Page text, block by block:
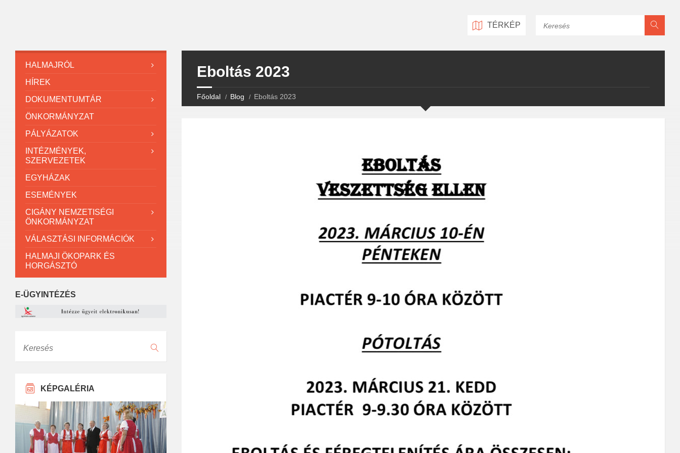
TÉRKÉP
Eboltás 2023
Főoldal Blog Eboltás 2023
HALMAJRÓL
HÍREK
DOKUMENTUMTÁR
ÖNKORMÁNYZAT
PÁLYÁZATOK
INTÉZMÉNYEK,
SZERVEZETEK
EGYHÁZAK
ESEMÉNYEK
CIGÁNY NEMZETISÉGI
ÖNKORMÁNYZAT
VÁLASZTÁSI INFORMÁCIÓK
HALMAJI ÖKOPARK ÉS
HORGÁSZTÓ
E-ÜGYINTÉZÉS
KÉPGALÉRIA